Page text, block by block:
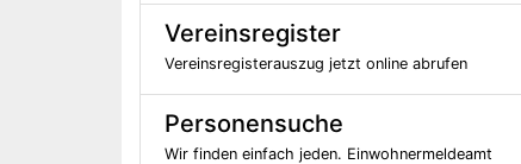
Vereinsregister
Vereinsregisterauszug jetzt online abrufen
Personensuche
Wir finden einfach jeden. Einwohnermeldeamt